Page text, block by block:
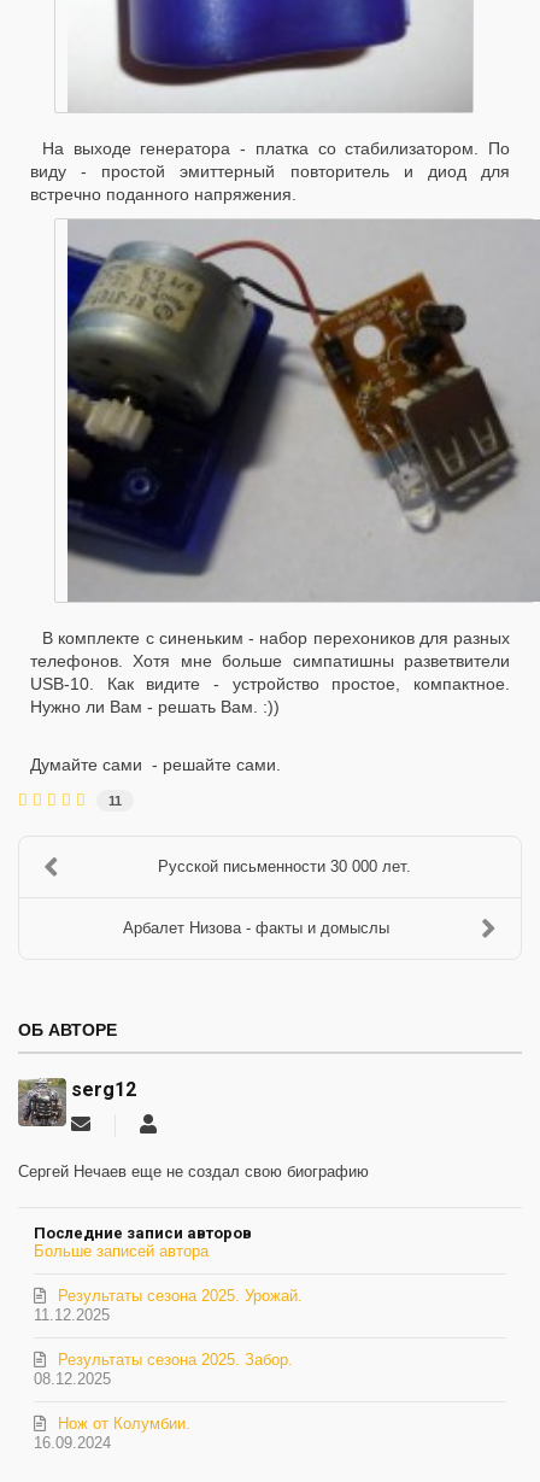
На выходе генератора - платка со стабилизатором. По
виду - простой эмиттерный повторитель и диод для
встречно поданного напряжения.
В комплекте с синеньким - набор перехоников для разных
телефонов. Хотя мне больше симпатишны разветвители
USB-10. Как видите - устройство простое, компактное.
Нужно ли Вам - решать Вам. :))
Думайте сами - решайте сами.
11
Русской письменности 30 000 лет.
Арбалет Низова - факты и домыслы
ОБ АВТОРЕ
serg12
Подписаться
обновление
Сергей Нечаев еще не создал свою биографию
Последние записи авторов
Больше записей автора
11.12.2025
Результаты сезона 2025. Урожай.
08.12.2025
Результаты сезона 2025. Забор.
16.09.2024
Нож от Колумбии.